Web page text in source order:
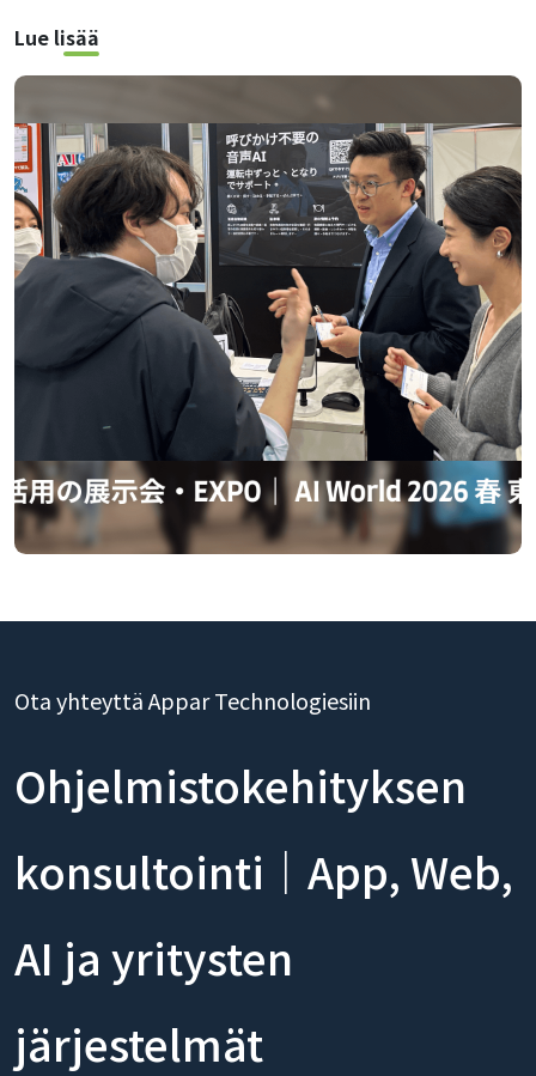
Lue lisää
Ota yhteyttä Appar Technologiesiin
Ohjelmistokehityksen
konsultointi｜App, Web,
AI ja yritysten
järjestelmät